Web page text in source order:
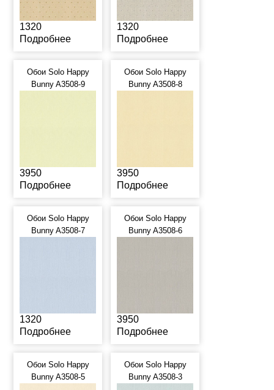
1320
Подробнее
1320
Подробнее
Обои Solo Happy
Bunny A3508-9
3950
Подробнее
Обои Solo Happy
Bunny A3508-8
3950
Подробнее
Обои Solo Happy
Bunny A3508-7
1320
Подробнее
Обои Solo Happy
Bunny A3508-6
3950
Подробнее
Обои Solo Happy
Bunny A3508-5
Обои Solo Happy
Bunny A3508-3